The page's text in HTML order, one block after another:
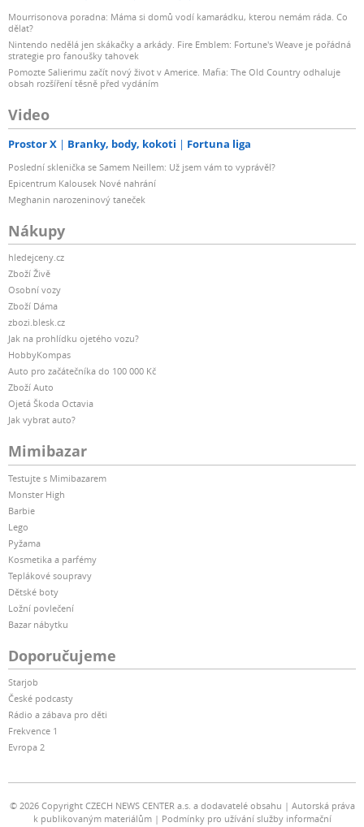
Mourrisonova poradna: Máma si domů vodí kamarádku, kterou nemám ráda. Co
dělat?
Nintendo nedělá jen skákačky a arkády. Fire Emblem: Fortune's Weave je pořádná
strategie pro fanoušky tahovek
Pomozte Salierimu začít nový život v Americe. Mafia: The Old Country odhaluje
obsah rozšíření těsně před vydáním
Video
Prostor X Branky, body, kokoti Fortuna liga
Poslední sklenička se Samem Neillem: Už jsem vám to vyprávěl?
Epicentrum Kalousek Nové nahrání
Meghanin narozeninový taneček
Nákupy
hledejceny.cz
Zboží Živě
Osobní vozy
Zboží Dáma
zbozi.blesk.cz
Jak na prohlídku ojetého vozu?
HobbyKompas
Auto pro začátečníka do 100 000 Kč
Zboží Auto
Ojetá Škoda Octavia
Jak vybrat auto?
Mimibazar
Testujte s Mimibazarem
Monster High
Barbie
Lego
Pyžama
Kosmetika a parfémy
Teplákové soupravy
Dětské boty
Ložní povlečení
Bazar nábytku
Doporučujeme
Starjob
České podcasty
Rádio a zábava pro děti
Frekvence 1
Evropa 2
© 2026 Copyright CZECH NEWS CENTER a.s. a dodavatelé obsahu
Autorská práva
k publikovaným materiálům
Podmínky pro užívání služby informační